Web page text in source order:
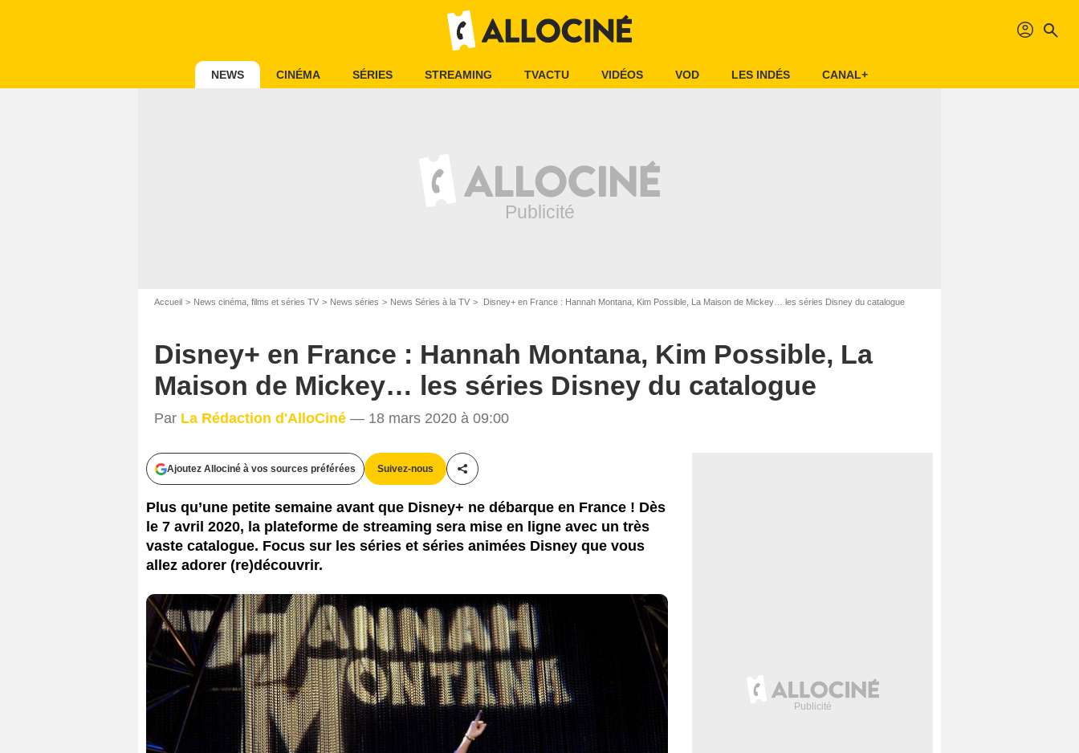
profil search
NEWS CINÉMA SÉRIES STREAMING TVACTU VIDÉOS VOD LES INDÉS CANAL+
Accueil News cinéma, films et séries TV News séries News Séries à la TV Disney+ en France : Hannah Montana, Kim Possible, La Maison de Mickey… les séries Disney du catalogue
Disney+ en France : Hannah Montana, Kim Possible, La
Maison de Mickey… les séries Disney du catalogue
Par La Rédaction d'AlloCiné — 18 mars 2020 à 09:00
Ajoutez Allociné à vos sources préférées Suivez-nous
Partager cet article
Plus qu’une petite semaine avant que Disney+ ne débarque en France ! Dès
le 7 avril 2020, la plateforme de streaming sera mise en ligne avec un très
vaste catalogue. Focus sur les séries et séries animées Disney que vous
allez adorer (re)découvrir.